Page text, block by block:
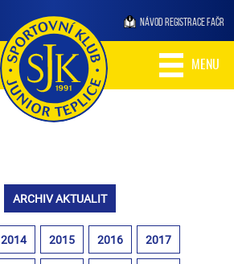
NÁVOD REGISTRACE FAČR
MENU
ARCHIV AKTUALIT
2014 2015 2016 2017